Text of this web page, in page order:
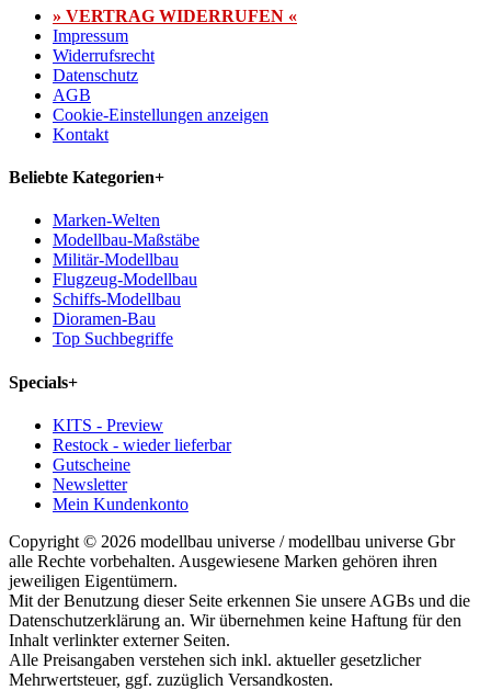
» VERTRAG WIDERRUFEN «
Impressum
Widerrufsrecht
Datenschutz
AGB
Cookie-Einstellungen anzeigen
Kontakt
Beliebte Kategorien+
Marken-Welten
Modellbau-Maßstäbe
Militär-Modellbau
Flugzeug-Modellbau
Schiffs-Modellbau
Dioramen-Bau
Top Suchbegriffe
Specials+
KITS - Preview
Restock - wieder lieferbar
Gutscheine
Newsletter
Mein Kundenkonto
Copyright © 2026 modellbau universe / modellbau universe Gbr
alle Rechte vorbehalten. Ausgewiesene Marken gehören ihren
jeweiligen Eigentümern.
Mit der Benutzung dieser Seite erkennen Sie unsere AGBs und die
Datenschutzerklärung an. Wir übernehmen keine Haftung für den
Inhalt verlinkter externer Seiten.
Alle Preisangaben verstehen sich inkl. aktueller gesetzlicher
Mehrwertsteuer, ggf. zuzüglich Versandkosten.